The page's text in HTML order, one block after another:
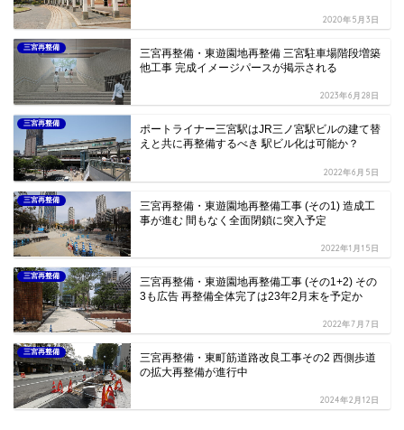
2020年5月3日
三宮再整備
三宮再整備・東遊園地再整備 三宮駐車場階段増築
他工事 完成イメージパースが掲示される
2023年6月28日
三宮再整備
ポートライナー三宮駅はJR三ノ宮駅ビルの建て替
えと共に再整備するべき 駅ビル化は可能か？
2022年6月5日
三宮再整備
三宮再整備・東遊園地再整備工事 (その1) 造成工
事が進む 間もなく全面閉鎖に突入予定
2022年1月15日
三宮再整備
三宮再整備・東遊園地再整備工事 (その1+2) その
3も広告 再整備全体完了は23年2月末を予定か
2022年7月7日
三宮再整備
三宮再整備・東町筋道路改良工事その2 西側歩道
の拡大再整備が進行中
2024年2月12日